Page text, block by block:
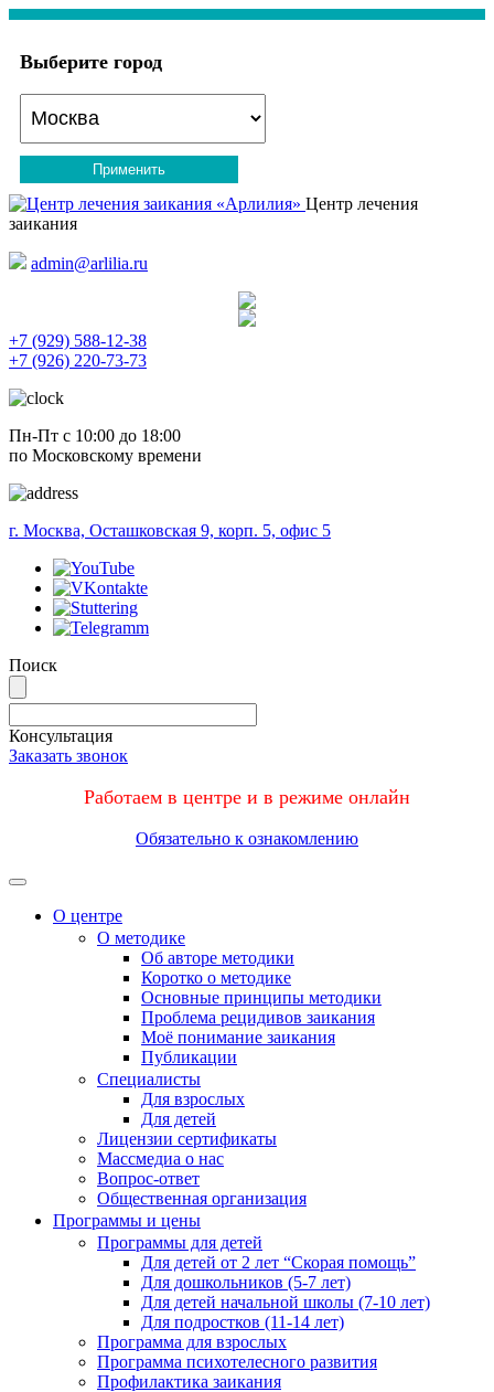
Выберите город
Применить
Центр лечения
заикания
admin@arlilia.ru
+7 (929) 588-12-38
+7 (926) 220-73-73
Пн-Пт с 10:00 до 18:00
по Московскому времени
г. Москва, Осташковская 9, корп. 5, офис 5
Поиск
Консультация
Заказать звонок
Работаем в центре и в режиме онлайн
Обязательно к ознакомлению
Меню
О центре
О методике
Об авторе методики
Коротко о методике
Основные принципы методики
Проблема рецидивов заикания
Моё понимание заикания
Публикации
Специалисты
Для взрослых
Для детей
Лицензии сертификаты
Массмедиа о нас
Вопрос-ответ
Общественная организация
Программы и цены
Программы для детей
Для детей от 2 лет “Скорая помощь”
Для дошкольников (5-7 лет)
Для детей начальной школы (7-10 лет)
Для подростков (11-14 лет)
Программа для взрослых
Программа психотелесного развития
Профилактика заикания